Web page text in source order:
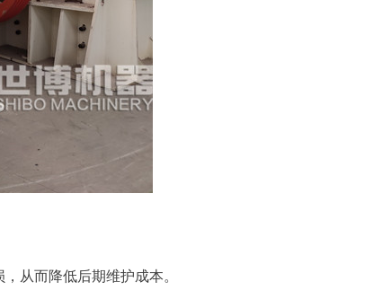
从而降低后期维护成本。